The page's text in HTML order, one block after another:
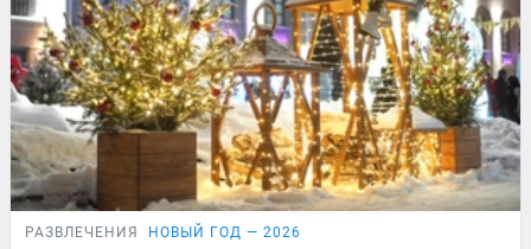
РАЗВЛЕЧЕНИЯ НОВЫЙ ГОД — 2026